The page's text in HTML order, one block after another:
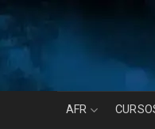
content
AFR